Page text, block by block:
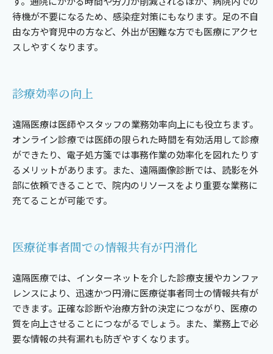
待機が不要になるため、感染症対策にもなります。足の不自
由な方や育児中の方など、外出が困難な方でも医療にアクセ
スしやすくなります。
診療効率の向上
遠隔医療は医師やスタッフの業務効率向上にも役立ちます。
オンライン診療では医師の限られた時間を有効活用して診療
ができたり、電子処方箋では事務作業の効率化を図れたりす
るメリットがあります。また、遠隔画像診断では、読影を外
部に依頼できることで、院内のリソースをより重要な業務に
充てることが可能です。
医療従事者間での情報共有が円滑化
遠隔医療では、インターネットを介した診療支援やカンファ
レンスにより、迅速かつ円滑に医療従事者同士の情報共有が
できます。正確な診断や治療方針の決定につながり、医療の
質を向上させることにつながるでしょう。また、業務上で必
要な情報の共有漏れも防ぎやすくなります。